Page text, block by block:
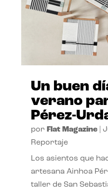
Un buen
verano
Pérez-
por Flat Magazine|
Reportaje
Los asientos que
artesana Ainhoa
taller de San